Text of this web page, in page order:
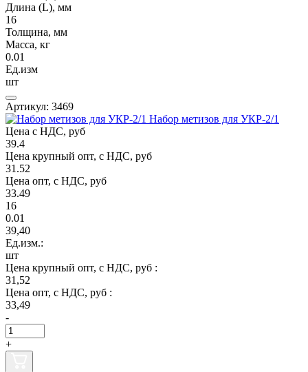
Длина (L), мм
16
Толщина, мм
Масса, кг
0.01
Ед.изм
шт
Артикул: 3469
Набор метизов для УКР-2/1
Цена с НДС, руб
39.4
Цена крупный опт, с НДС, руб
31.52
Цена опт, с НДС, руб
33.49
16
0.01
39,40
Ед.изм.:
шт
Цена крупный опт, с НДС, руб :
31,52
Цена опт, с НДС, руб :
33,49
-
+